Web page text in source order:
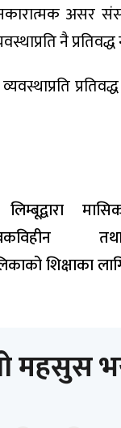
असर
नै
शिक्षाका
महसुस